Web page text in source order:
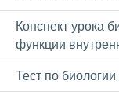
Конспект урока
функции
Тест по